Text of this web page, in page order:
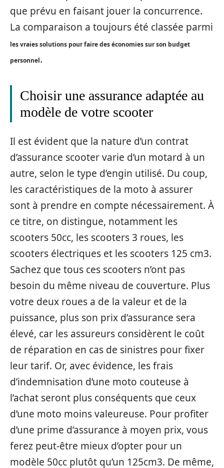
que prévu en faisant jouer la concurrence.
La comparaison a toujours été classée parmi
les vraies solutions pour faire des économies sur son budget
personnel.
Choisir une assurance adaptée au
modèle de votre scooter
Il est évident que la nature d’un contrat
d’assurance scooter varie d’un motard à un
autre, selon le type d’engin utilisé. Du coup,
les caractéristiques de la moto à assurer
sont à prendre en compte nécessairement. À
ce titre, on distingue, notamment les
scooters 50cc, les scooters 3 roues, les
scooters électriques et les scooters 125 cm3.
Sachez que tous ces scooters n’ont pas
besoin du même niveau de couverture. Plus
votre deux roues a de la valeur et de la
puissance, plus son prix d’assurance sera
élevé, car les assureurs considèrent le coût
de réparation en cas de sinistres pour fixer
leur tarif. Or, avec évidence, les frais
d’indemnisation d’une moto couteuse à
l’achat seront plus conséquents que ceux
d’une moto moins valeureuse. Pour profiter
d’une prime d’assurance à moyen prix, vous
ferez peut-être mieux d’opter pour un
modèle 50cc plutôt qu’un 125cm3. De même,